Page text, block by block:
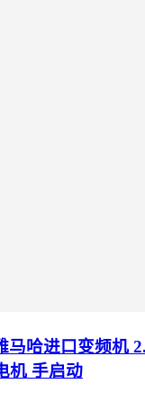
马哈进口变频机
机 手启动